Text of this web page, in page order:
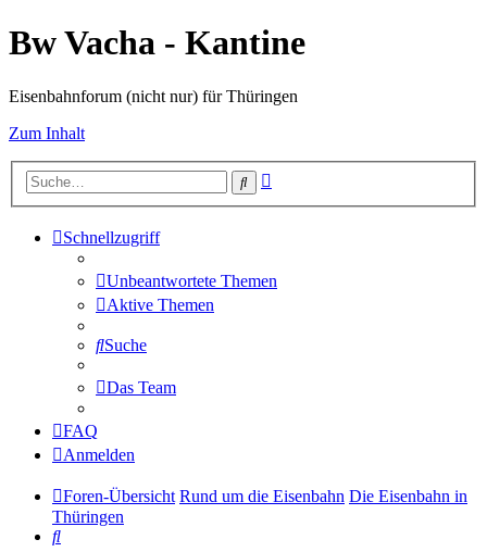
Bw Vacha - Kantine
Eisenbahnforum (nicht nur) für Thüringen
Zum Inhalt
Suche
Schnellzugriff
Unbeantwortete Themen
Aktive Themen
Suche
Das Team
FAQ
Anmelden
Foren-Übersicht Rund um die Eisenbahn Die Eisenbahn in
Thüringen
Suche